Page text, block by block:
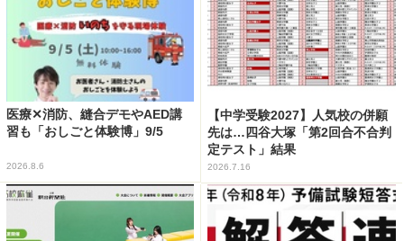
医療✕消防、縫合デモやAED講
習も「おしごと体験博」9/5
2026.8.6
【中学受験2027】人気校の併願
先は…四谷大塚「第2回合不合判
定テスト」結果
2026.7.16